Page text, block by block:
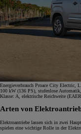
Energieverbrauch Proace City Electric,
100 kW (136 PS), stufenlose
Klasse: A, elektrische Reichweite
Arten von
Elektroantriebe lassen sich in zwei
spielen eine wichtige Rolle in der